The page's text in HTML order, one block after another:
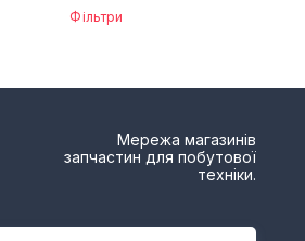
Фільтри
Мережа магазинів
запчастин для побутової
техніки.